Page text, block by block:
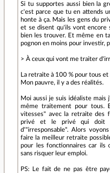
Si tu supportes aussi bien la
c'est parce que tu en attends
honte à ça. Mais les gens du
et se disent qu'ils vont encore
bien les trouver. Et même en
pognon en moins pour investir,
> À ceux qui vont me traiter
La retraite à 100 % pour tous
Mon pauvre, il y a des réalités.
Moi aussi je suis idéaliste
même traitement pour tous.
vitesses" avec la retraite des
privé et le privé qui doit
d'"irresponsable". Alors
faire la meilleur retraite
pour les fonctionnaires car ils
sans risquer leur emploi.
PS: Le fait de ne pas être